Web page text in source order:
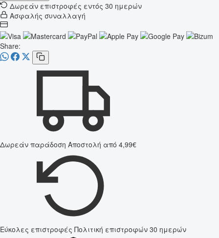
Δωρεάν επιστροφές εντός 30 ημερών
Ασφαλής συναλλαγή
Share:
Δωρεάν παράδοση Αποστολή από 4,99€
Εύκολες επιστροφές Πολιτική επιστροφών 30 ημερών